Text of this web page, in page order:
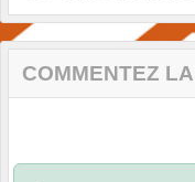
COMMENTEZ